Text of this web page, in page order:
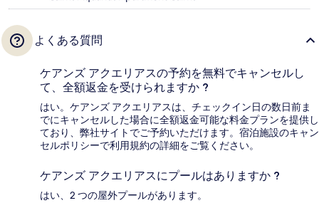
よくある質問
ケアンズ アクエリアスの予約を無料でキャンセルし
て、全額返金を受けられますか ?
はい。ケアンズ アクエリアスは、チェックイン日の数日前ま
でにキャンセルした場合に全額返金可能な料金プランを提供し
ており、弊社サイトでご予約いただけます。宿泊施設のキャン
セルポリシーで利用規約の詳細をご覧ください。
ケアンズ アクエリアスにプールはありますか ?
はい、2 つの屋外プールがあります。